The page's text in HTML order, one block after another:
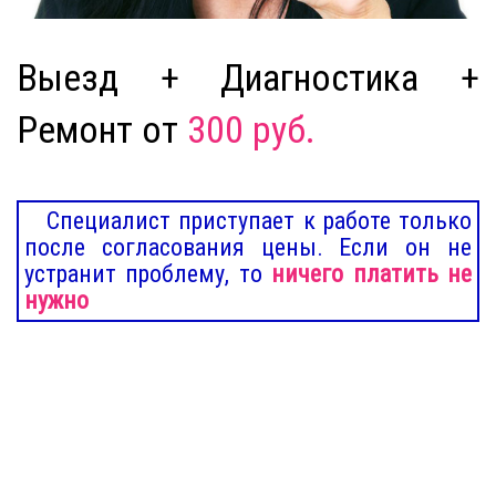
Выезд + Диагностика +
Ремонт от 300 руб.
Специалист приступает к работе только
после согласования цены. Если он не
устранит проблему, то ничего платить не
нужно